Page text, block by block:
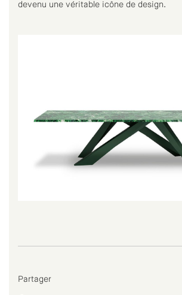
devenu une véritable icône de design.
Partager